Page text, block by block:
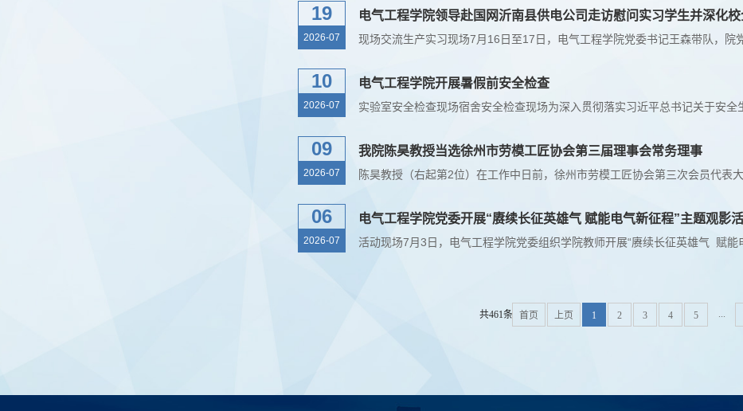
19
2026-07
电气工程学院领导赴国网沂南县供电公司走访慰问实习学生并深化
10
2026-07
电气工程学院开展暑假前安全检查
09
2026-07
我院陈昊教授当选徐州市劳模工匠协会第三届理事会常务理事
06
2026-07
电气工程学院党委开展“赓续长征英雄气 赋能电气新征程”主题观影
共461条 首页 上页 1 2 3 4 5 ...